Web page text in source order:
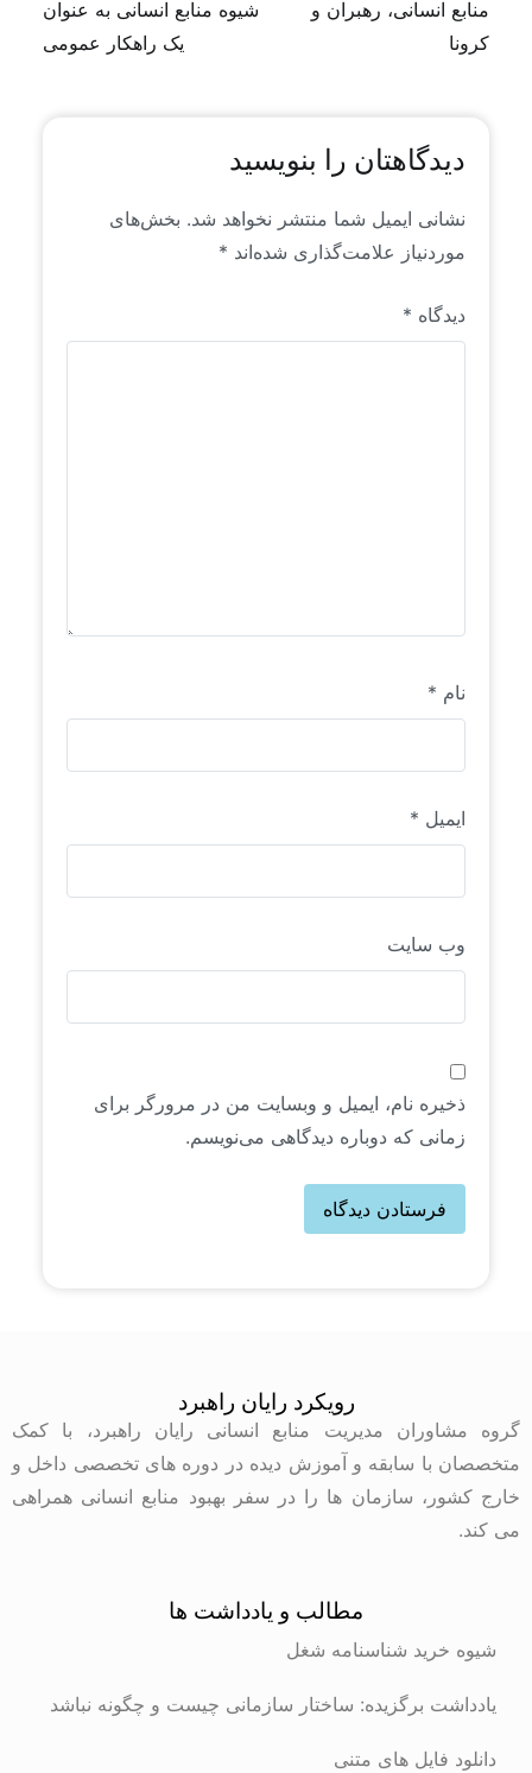
برای اولین بار به زبان فارسی منتشر می‌شوند.
منابع انسانی، رهبران و
کرونا
شیوه منابع انسانی به عنوان
یک راهکار عمومی
دیدگاهتان را بنویسید
نشانی ایمیل شما منتشر نخواهد شد. بخش‌های
موردنیاز علامت‌گذاری شده‌اند *
دیدگاه *
نام *
ایمیل *
وب‌ سایت
ذخیره نام، ایمیل و وبسایت من در مرورگر برای
زمانی که دوباره دیدگاهی می‌نویسم.
رویکرد رایان راهبرد
گروه مشاوران مدیریت منابع انسانی رایان راهبرد، با کمک
متخصصان با سابقه و آموزش دیده در دوره های تخصصی داخل و
خارج کشور، سازمان ها را در سفر بهبود منابع انسانی همراهی
می کند.
مطالب و یادداشت ها
شیوه خرید شناسنامه شغل
یادداشت برگزیده: ساختار سازمانی چیست و چگونه نباشد
دانلود فایل های متنی